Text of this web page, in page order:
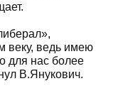
веку, ведь имею
для нас более
В.Янукович.